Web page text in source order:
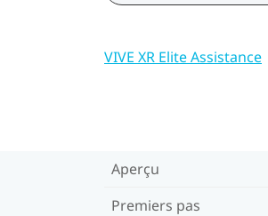
VIVE XR Elite Assistance
Aperçu
Premiers pas